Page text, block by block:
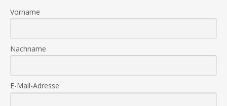
Vorname
Nachname
E-Mail-Adresse